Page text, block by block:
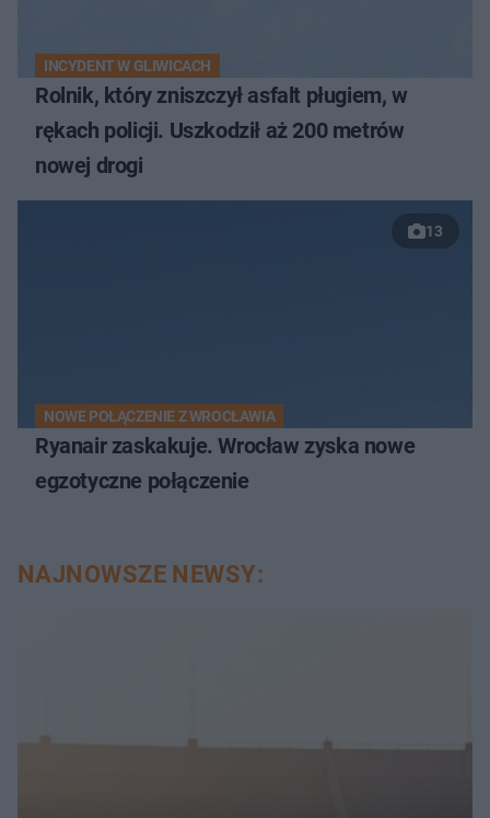
INCYDENT W GLIWICACH
Rolnik, który zniszczył asfalt pługiem, w
rękach policji. Uszkodził aż 200 metrów
nowej drogi
13
NOWE POŁĄCZENIE Z WROCŁAWIA
Ryanair zaskakuje. Wrocław zyska nowe
egzotyczne połączenie
NAJNOWSZE NEWSY: